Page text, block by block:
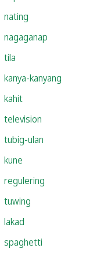
nating
nagaganap
tila
kanya-kanyang
kahit
television
tubig-ulan
kune
regulering
tuwing
lakad
spaghetti